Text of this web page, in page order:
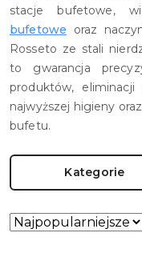
stacje bufetowe,
bufetowe oraz
Rosseto ze stali
to gwarancja
produktów, eliminacji
najwyższej higieny
bufetu.
Kategorie
Zastosowano
Sortuj